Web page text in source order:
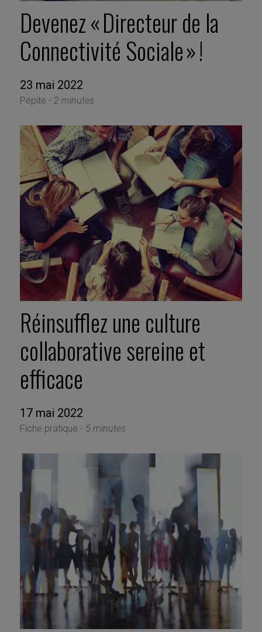
Devenez « Directeur de la
Connectivité Sociale » !
23 mai 2022
Pépite - 2 minutes
Réinsufflez une culture
collaborative sereine et
efficace
17 mai 2022
Fiche pratique - 5 minutes